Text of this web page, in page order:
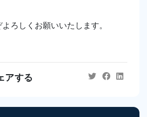
ろしくお願いいたします。
アする